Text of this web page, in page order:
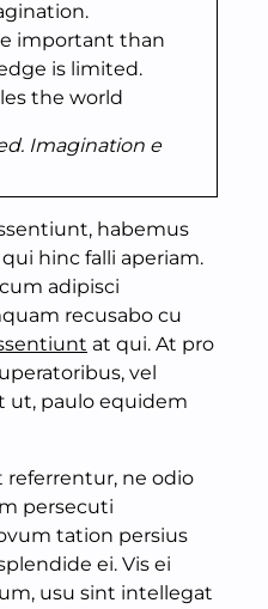
important than
is limited.
the world
Imagination e
habemus
hinc falli aperiam.
adipisci
recusabo cu
at qui. At pro
vel
ut, paulo equidem
referrentur, ne odio
persecuti
tation persius
ei. Vis ei
usu sint intellegat